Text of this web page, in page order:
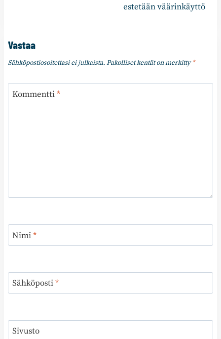
estetään väärinkäyttö
Vastaa
Sähköpostiosoitettasi ei julkaista. Pakolliset kentät on merkitty*
Kommentti*
Nimi*
Sähköposti*
Sivusto